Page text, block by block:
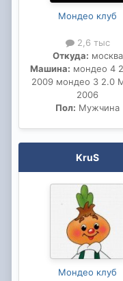
Мондео клуб
2,6 тыс
Откуда: москва
Машина: мондео 4
2009 мондео 3 2.0
2006
Пол: Мужчина
KruS
Мондео клуб